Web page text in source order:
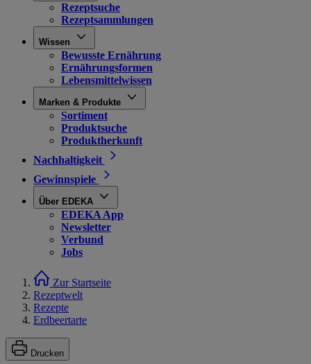
Rezeptsuche
Rezeptsammlungen
Wissen
Bewusste Ernährung
Ernährungsformen
Lebensmittelwissen
Marken & Produkte
Sortiment
Produktsuche
Produktherkunft
Nachhaltigkeit
Gewinnspiele
Über EDEKA
EDEKA App
Newsletter
Verbund
Jobs
Zur Startseite
Rezeptwelt
Rezepte
Erdbeertarte
Drucken